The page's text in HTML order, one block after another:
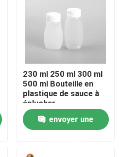
230 ml 250 ml 300 ml
500 ml Bouteille en
plastique de sauce à
éplucher
envoyer une